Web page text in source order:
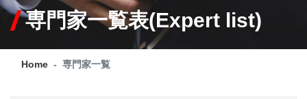
SERVICE
Q&A
専門家一覧表(Expert list)
Home 専門家一覧